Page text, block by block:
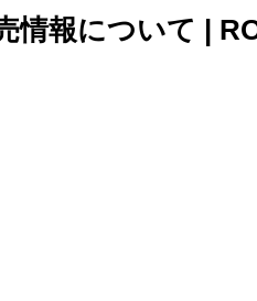
情報について |